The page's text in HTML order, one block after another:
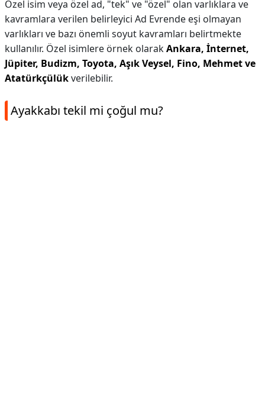
Özel isim veya özel ad, "tek" ve "özel" olan varlıklara ve
kavramlara verilen belirleyici Ad Evrende eşi olmayan
varlıkları ve bazı önemli soyut kavramları belirtmekte
kullanılır. Özel isimlere örnek olarakAnkara, İnternet,
Jüpiter, Budizm, Toyota, Aşık Veysel, Fino, Mehmet ve
Atatürkçülükverilebilir.
Ayakkabı tekil mi çoğul mu?